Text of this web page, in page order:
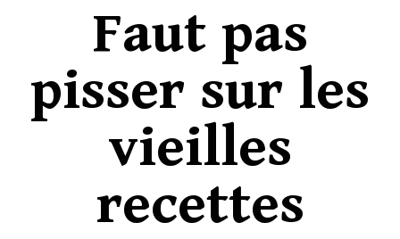
Faut pas
pisser sur les
vieilles
recettes